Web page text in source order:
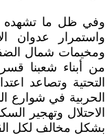
وفي ظل ما تشهده
واستمرار عدوان
من أبناء شعبنا
التحتية وتصاعد
الحربية في
الاحتلال وتهجير
بشكل مخالف لكل